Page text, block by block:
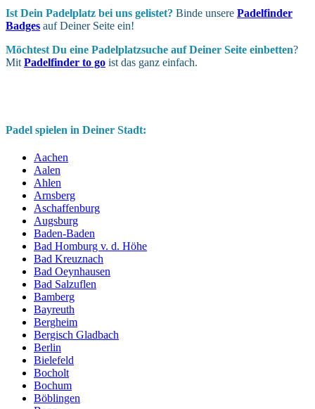
Ist Dein Padel­platz bei uns gelistet? Binde unsere Padelfinder
Badges auf Deiner Seite ein!
Möchtest Du eine Padel­platz­suche auf Deiner Seite ein­betten?
MitPadelfinder to go ist das ganz einfach.
Padel spielen in Deiner Stadt:
Aachen
Aalen
Ahlen
Arnsberg
Aschaffenburg
Augsburg
Baden-Baden
Bad Homburg v. d. Höhe
Bad Kreuznach
Bad Oeynhausen
Bad Salzuflen
Bamberg
Bayreuth
Bergheim
Bergisch Gladbach
Berlin
Bielefeld
Bocholt
Bochum
Böblingen